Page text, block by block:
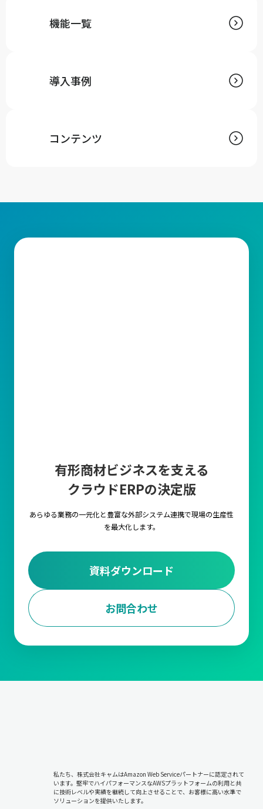
機能一覧
導入事例
コンテンツ
有形商材ビジネスを支える
クラウドERPの決定版
あらゆる業務の一元化と豊富な外部システム連携で現場の生産性
を最大化します。
資料ダウンロード
お問合わせ
私たち、株式会社キャムはAmazon Web Serviceパートナーに認定されて
います。堅牢でハイパフォーマンスなAWSプラットフォームの利用と共
に技術レベルや実績を継続して向上させることで、お客様に高い水準で
ソリューションを提供いたします。